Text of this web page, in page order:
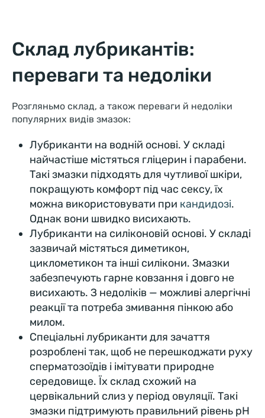
Склад лубрикантів:
переваги та недоліки
Розгляньмо склад, а також переваги й недоліки
популярних видів змазок:
Лубриканти на водній основі. У складі
найчастіше містяться гліцерин і парабени.
Такі змазки підходять для чутливої шкіри,
покращують комфорт під час сексу, їх
можна використовувати при кандидозі.
Однак вони швидко висихають.
Лубриканти на силіконовій основі. У складі
зазвичай містяться диметикон,
циклометикон та інші силікони. Змазки
забезпечують гарне ковзання і довго не
висихають. З недоліків — можливі алергічні
реакції та потреба змивання пінкою або
милом.
Спеціальні лубриканти для зачаття
розроблені так, щоб не перешкоджати руху
сперматозоїдів і імітувати природне
середовище. Їх склад схожий на
цервікальний слиз у період овуляції. Такі
змазки підтримують правильний рівень pH